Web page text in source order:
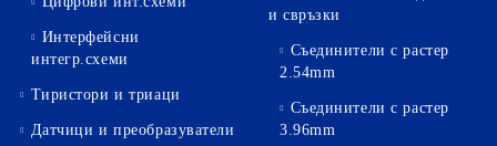
Интерфейсни
интегр.схеми
Тиристори и триаци
Датчици и преобразуватели
и свръзки
Съединители с растер
2.54mm
Съединители с растер
3.96mm